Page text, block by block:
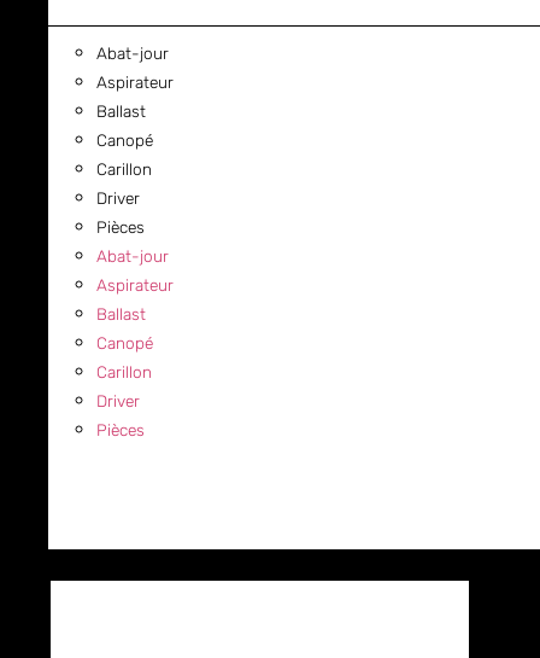
Abat-jour
Aspirateur
Ballast
Canopé
Carillon
Driver
Pièces
Abat-jour
Aspirateur
Ballast
Canopé
Carillon
Driver
Pièces